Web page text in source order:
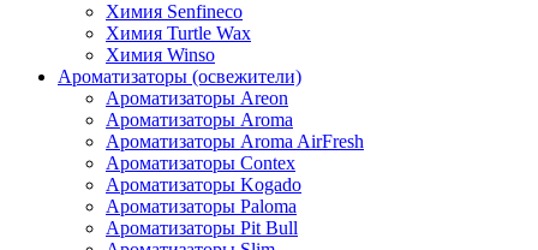
Химия Senfineco
Химия Turtle Wax
Химия Winso
Ароматизаторы (освежители)
Ароматизаторы Areon
Ароматизаторы Aroma
Ароматизаторы Aroma AirFresh
Ароматизаторы Contex
Ароматизаторы Kogado
Ароматизаторы Paloma
Ароматизаторы Pit Bull